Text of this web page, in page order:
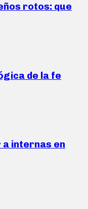
rotos: que
de la fe
a internas en